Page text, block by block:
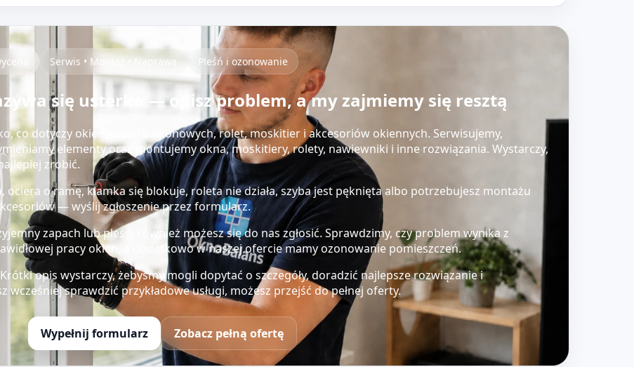
Serwis • Montaż • Naprawa Pleśń i ozonowanie
się usterka — opisz problem, a my zajmiemy się resztą
co dotyczy okien, drzwi balkonowych, rolet, moskitier i akcesoriów okiennych. Serwisujemy,
elementy oraz montujemy okna, moskitiery, rolety, nawiewniki i inne rozwiązania. Wystarczy,
zrobić.
ociera o ramę, klamka się blokuje, roleta nie działa, szyba jest pęknięta albo potrzebujesz montażu
— wyślij zgłoszenie przez formularz.
zapach lub pleśń, również możesz się do nas zgłosić. Sprawdzimy, czy problem wynika z
pracy okien, a dodatkowo w naszej ofercie mamy ozonowanie pomieszczeń.
opis wystarczy, żebyśmy mogli dopytać o szczegóły, doradzić najlepsze rozwiązanie i
wcześniej sprawdzić przykładowe usługi, możesz przejść do pełnej oferty.
Wypełnij formularz Zobacz pełną ofertę